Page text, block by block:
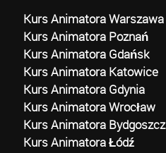
Kurs Animatora Warszawa
Kurs Animatora Poznań
Kurs Animatora Gdańsk
Kurs Animatora Katowice
Kurs Animatora Gdynia
Kurs Animatora Wrocław
Kurs Animatora Bydgoszcz
Kurs Animatora Łódź